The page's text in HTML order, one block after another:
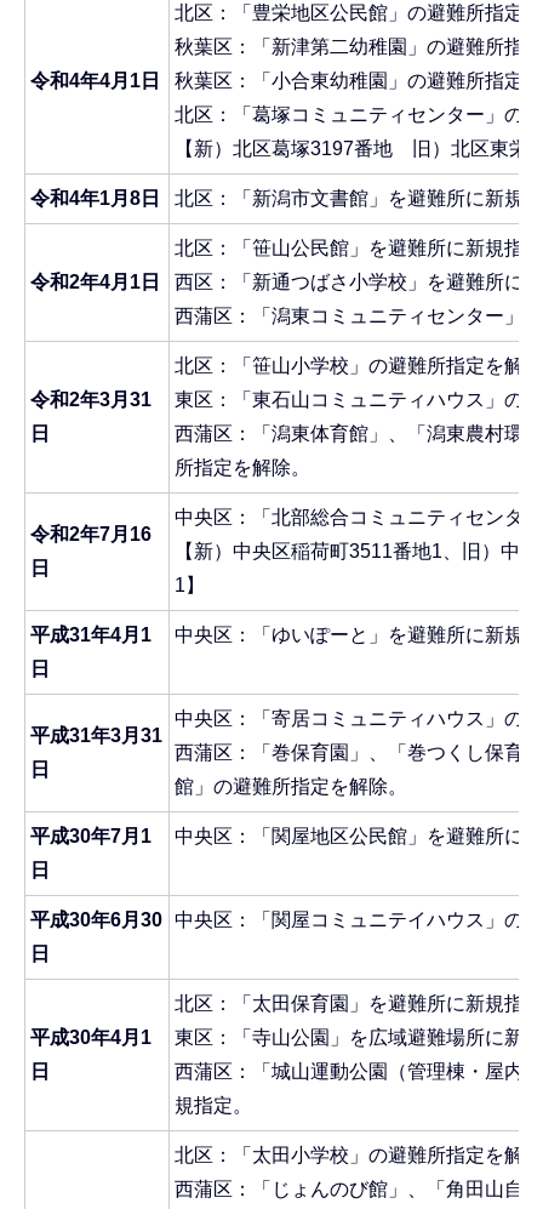
令和4年4月1日
北区：「豊栄地区公民館」の避難所指定
秋葉区：「新津第二幼稚園」の避難所指
秋葉区：「小合東幼稚園」の避難所指定
北区：「葛塚コミュニティセンター」の
【新）北区葛塚3197番地 旧）北区東栄
令和4年1月8日 北区：「新潟市文書館」を避難所に新規
令和2年4月1日
北区：「笹山公民館」を避難所に新規指
西区：「新通つばさ小学校」を避難所に
西蒲区：「潟東コミュニティセンター」
令和2年3月31
日
北区：「笹山小学校」の避難所指定を解
東区：「東石山コミュニティハウス」の
西蒲区：「潟東体育館」、「潟東農村環
所指定を解除。
令和2年7月16
日
中央区：「北部総合コミュニティセンタ
【新）中央区稲荷町3511番地1、旧）中
1】
平成31年4月1
日
中央区：「ゆいぽーと」を避難所に新規
平成31年3月31
日
中央区：「寄居コミュニティハウス」の
西蒲区：「巻保育園」、「巻つくし保育
館」の避難所指定を解除。
平成30年7月1
日
中央区：「関屋地区公民館」を避難所に
平成30年6月30
日
中央区：「関屋コミュニテイハウス」の
平成30年4月1
日
北区：「太田保育園」を避難所に新規指
東区：「寺山公園」を広域避難場所に新
西蒲区：「城山運動公園（管理棟・屋内
規指定。
北区：「太田小学校」の避難所指定を解
西蒲区：「じょんのび館」、「角田山自